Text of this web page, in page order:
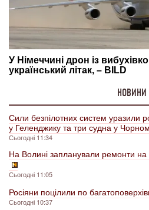
НОВИНИ
Сили безпілотних систем уразили
у Геленджику та три судна у
Сьогодні 11:34
На Волині запланували ремонти на
Сьогодні 11:05
Росіяни поцілили по
Сьогодні 10:37